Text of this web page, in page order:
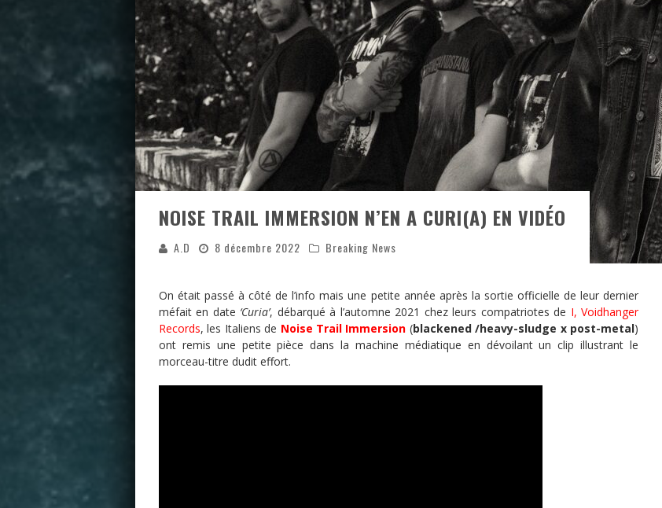
NOISE TRAIL IMMERSION N’EN A CURI(A) EN VIDÉO
A.D 8 décembre 2022 Breaking News
On était passé à côté de l’info mais une petite année après la sortie officielle de leur dernier
méfait en date ‘Curia’, débarqué à l’automne 2021 chez leurs compatriotes de I, Voidhanger
Records, les Italiens de Noise Trail Immersion (blackened /heavy-sludge x post-metal)
ont remis une petite pièce dans la machine médiatique en dévoilant un clip illustrant le
morceau-titre dudit effort.